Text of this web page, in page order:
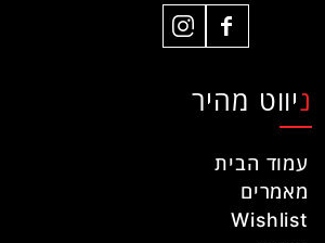
ניווט מהיר
עמוד הבית
מאמרים
Wishlist